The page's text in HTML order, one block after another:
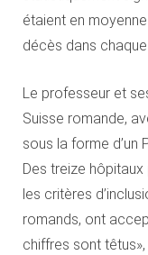
étaient en
décès dans
Le professeur et
Suisse romande,
sous la forme d’un
Des treize
les critères
romands, ont
chiffres sont